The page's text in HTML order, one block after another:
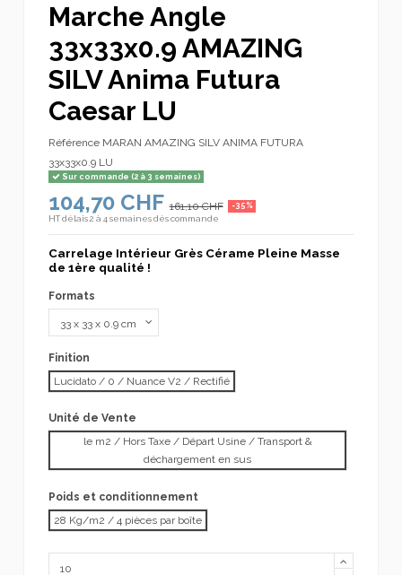
Marche Angle
33x33x0.9 AMAZING
SILV Anima Futura
Caesar LU
Référence MARAN AMAZING SILV ANIMA FUTURA
33x33x0.9 LU
Sur commande (2 à 3 semaines)
104,70 CHF 161,10 CHF -35%
HTdélais 2 à 4 semaines dès commande
Carrelage Intérieur Grès Cérame Pleine Masse
de 1ère qualité !
Formats
Finition
Lucidato / 0 / Nuance V2 / Rectifié
Unité de Vente
le m2 / Hors Taxe / Départ Usine / Transport &
déchargement en sus
Poids et conditionnement
28 Kg/m2 / 4 pièces par boîte